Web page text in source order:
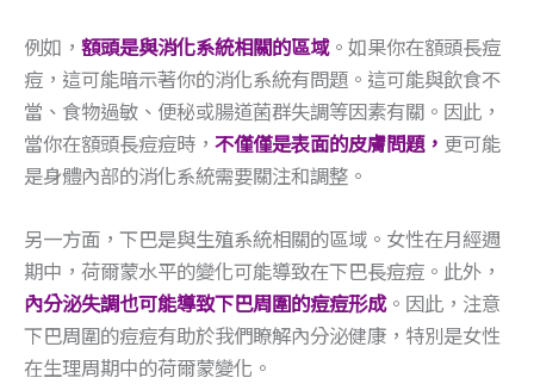
例如， 額頭是與消化系統相關的區域。如果你在額頭長痘
痘，這可能暗示著你的消化系統有問題。這可能與飲食不
當、食物過敏、便秘或腸道菌群失調等因素有關。因此，
當你在額頭長痘痘時， 不僅僅是表面的皮膚問題， 更可能
是身體內部的消化系統需要關注和調整。
另一方面，下巴是與生殖系統相關的區域。女性在月經週
期中，荷爾蒙水平的變化可能導致在下巴長痘痘。此外，
內分泌失調也可能導致下巴周圍的痘痘形成。因此，注意
下巴周圍的痘痘有助於我們瞭解內分泌健康，特別是女性
在生理周期中的荷爾蒙變化。